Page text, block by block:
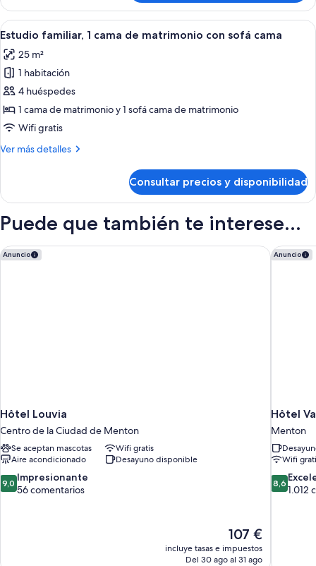
Confort,
terraza,
vistas
al
mar
Abrir
todas
las
fotos
de
Estudio
familiar,
cama
con
sofá
Un dormitorio ordenado con
6
Estudio familiar, 1 cama de matrimonio con sofá cama
25 m²
1 habitación
4 huéspedes
1 cama de matrimonio y 1 sofá cama de matrimonio
Wifi gratis
Ver más detalles
Más
familiar,
cama
matrimonio
con
Consultar precios y disponibilidad
Puede que también te interese...
Anuncio
Hôtel Louvia
Centro de la Ciudad de Menton
Se aceptan mascotas
Wifi gratis
Aire acondicionado
Desayuno disponible
9.0
sobre
9,0 Impresionante
56 comentarios
El
precio
actual
107 €
incluye tasas e impuestos
Del 30 ago al 31 ago
Hôtel Louvia Anuncio
Hôtel
Menton
Wifi
8.6
sobre
8,6
1.012
Hôtel